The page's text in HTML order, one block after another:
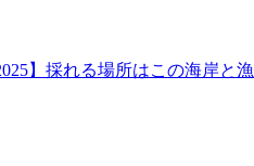
】採れる場所はこの海岸と漁